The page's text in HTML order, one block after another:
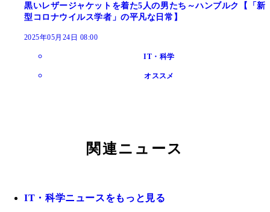
黒いレザージャケットを着た5人の男たち～ハンブルク【「新
型コロナウイルス学者」の平凡な日常】
2025年05月24日 08:00
IT・科学
オススメ
関連ニュース
IT・科学ニュースをもっと見る